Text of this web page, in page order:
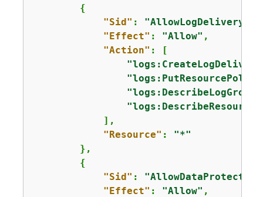
{
"Sid" :
"Effect" : "Allow" ,
"Action" : [
            ],
"Resource" : "*"
        },
{
"Sid" :
"Effect" : "Allow" ,